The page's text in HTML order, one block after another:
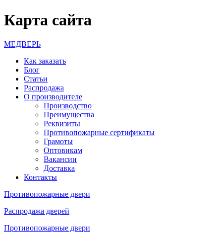
Карта сайта
МЕДВЕРЬ
Как заказать
Блог
Статьи
Распродажа
О производителе
Производство
Преимущества
Реквизиты
Противопожарные сертификаты
Грамоты
Оптовикам
Вакансии
Доставка
Контакты
Противопожарные двери
Распродажа дверей
Противопожарные двери